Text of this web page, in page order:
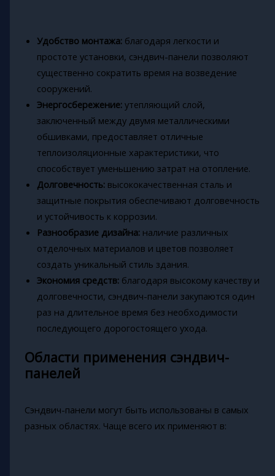
Удобство монтажа:благодаря легкости и
простоте установки, сэндвич-панели позволяют
существенно сократить время на возведение
сооружений.
Энергосбережение:утепляющий слой,
заключенный между двумя металлическими
обшивками, предоставляет отличные
теплоизоляционные характеристики, что
способствует уменьшению затрат на отопление.
Долговечность:высококачественная сталь и
защитные покрытия обеспечивают долговечность
и устойчивость к коррозии.
Разнообразие дизайна:наличие различных
отделочных материалов и цветов позволяет
создать уникальный стиль здания.
Экономия средств:благодаря высокому качеству и
долговечности, сэндвич-панели закупаются один
раз на длительное время без необходимости
последующего дорогостоящего ухода.
Области применения сэндвич-
панелей
Сэндвич-панели могут быть использованы в самых
разных областях. Чаще всего их применяют в: